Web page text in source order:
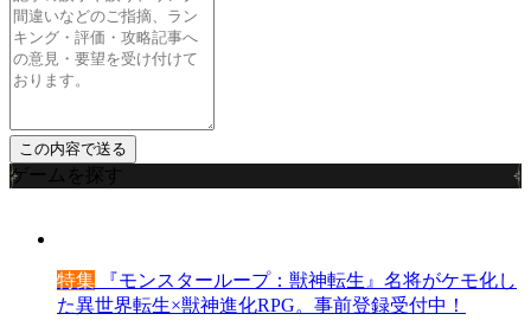
ゲームを探す
特集 『モンスターループ：獣神転生』名将がケモ化し
た異世界転生×獣神進化RPG。事前登録受付中！